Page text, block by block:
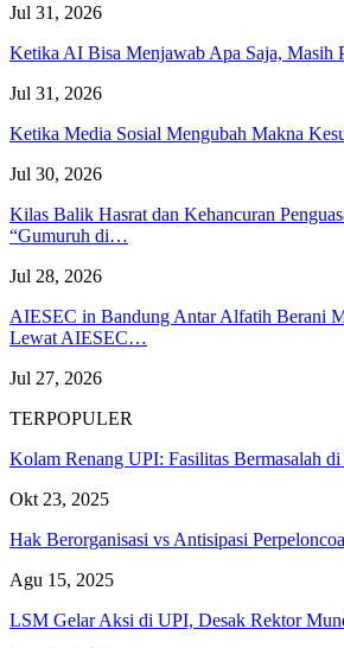
Jul 31, 2026
Ketika AI Bisa Menjawab Apa Saja, Masih
Jul 31, 2026
Ketika Media Sosial Mengubah Makna
Jul 30, 2026
Kilas Balik Hasrat dan Kehancuran
“Gumuruh di…
Jul 28, 2026
AIESEC in Bandung Antar Alfatih Berani
Lewat AIESEC…
Jul 27, 2026
TERPOPULER
Kolam Renang UPI: Fasilitas Bermasalah
Okt 23, 2025
Hak Berorganisasi vs Antisipasi
Agu 15, 2025
LSM Gelar Aksi di UPI, Desak Rektor